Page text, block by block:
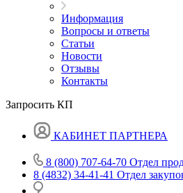
Информация
Вопросы и ответы
Статьи
Новости
Отзывы
Контакты
Запросить КП
КАБИНЕТ ПАРТНЕРА
8 (800) 707-64-70 Отдел
8 (4832) 34-41-41 Отдел